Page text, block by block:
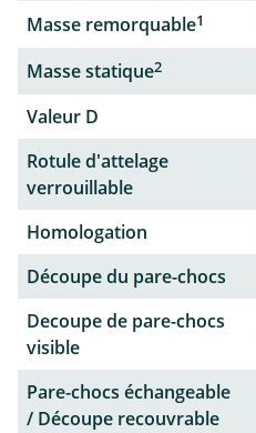
Masse remorquable1
Masse statique2
Valeur D
Rotule d'attelage
verrouillable
Homologation
Découpe du pare-chocs
Decoupe de pare-chocs
visible
Pare-chocs échangeable
/ Découpe recouvrable